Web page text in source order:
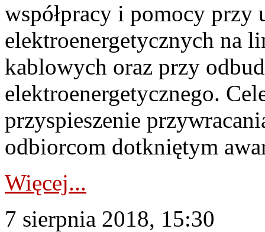
współpracy i pomocy
elektroenergetycznych na
kablowych oraz przy
elektroenergetycznego.
przyspieszenie
odbiorcom dotkniętym
Więcej...
7 sierpnia 2018, 15:30